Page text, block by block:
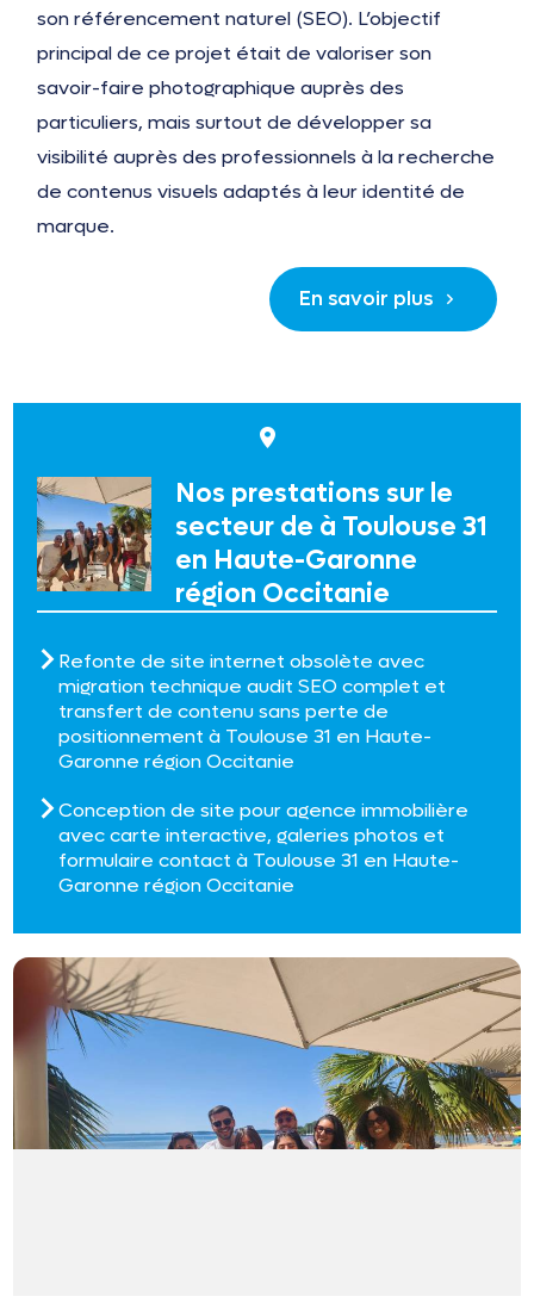
son référencement naturel (SEO). L’objectif
principal de ce projet était de valoriser son
savoir-faire photographique auprès des
particuliers, mais surtout de développer sa
visibilité auprès des professionnels à la recherche
de contenus visuels adaptés à leur identité de
marque.
En savoir plus
Nos prestations sur le
secteur de à Toulouse 31
en Haute-Garonne
région Occitanie
Refonte de site internet obsolète avec
migration technique audit SEO complet et
transfert de contenu sans perte de
positionnement à Toulouse 31 en Haute-
Garonne région Occitanie
Conception de site pour agence immobilière
avec carte interactive, galeries photos et
formulaire contact à Toulouse 31 en Haute-
Garonne région Occitanie